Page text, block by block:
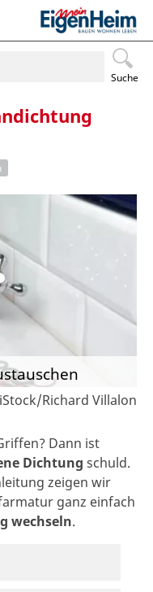
Suche
Richard Villalon
Dann ist
Dichtung schuld.
zeigen wir
ganz einfach
wechseln.